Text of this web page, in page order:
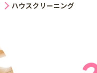
ハウスクリーニング